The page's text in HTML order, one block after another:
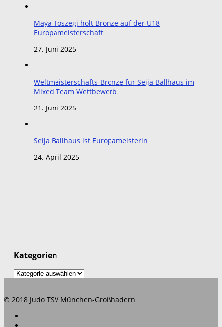
Maya Toszegi holt Bronze auf der U18
Europameisterschaft
27. Juni 2025
Weltmeisterschafts-Bronze für Seija Ballhaus im
Mixed Team Wettbewerb
21. Juni 2025
Seija Ballhaus ist Europameisterin
24. April 2025
Kategorien
Kategorien
© 2018 Judo TSV München-Großhadern